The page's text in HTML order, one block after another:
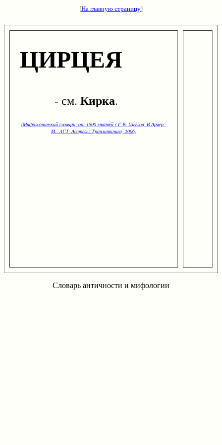
[На главную страницу]
ЦИРЦЕЯ
- см. Кирка.
(Мифологический словарь: ок. 1800 статей / Г.В. Щеглов, В.Арчер -
М.: ACT: Астрель: Транзиткнига, 2006)
Словарь античности и мифологии